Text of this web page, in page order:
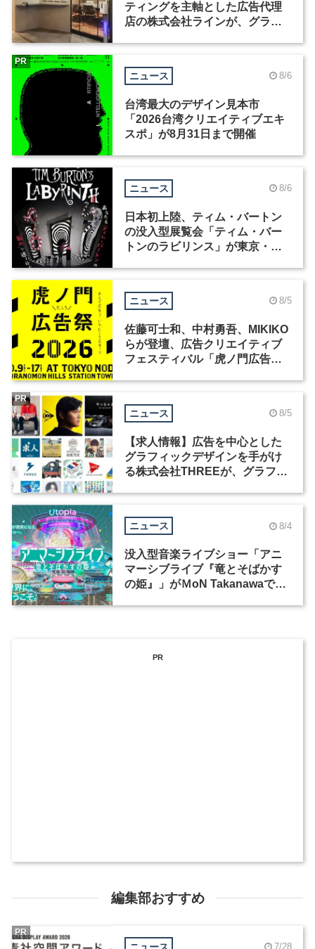
ティングを主軸とした広告代理
店の株式会社ラインが、グラフ
ニュース 8/6
台湾最大のデザイン見本市
「2026台湾クリエイティブエキ
スポ」が8月31日まで開催
PR
ニュース 8/6
日本初上陸、ティム・バートン
の没入型展覧会「ティム・バー
トンのラビリンス」が東京・豊
ニュース 8/5
佐藤可士和、中村勇吾、MIKIKO
らが登壇、広告クリエイティブ
フェスティバル「虎ノ門広告
ニュース 8/5
【求人情報】広告を中心とした
グラフィックデザインを手がけ
る株式会社THREEが、グラフィ
PR
ニュース 8/4
没入型音楽ライブショー「アニ
マーシブライブ『竜とそばかす
の姫』」がＭoN Takanawaで開
PR
編集部おすすめ
ニュース 7/28
PR